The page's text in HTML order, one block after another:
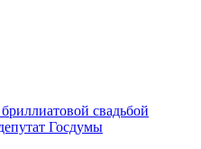
свадьбой
Госдумы